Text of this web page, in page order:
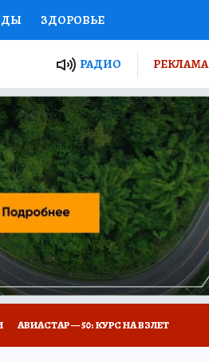
ЗДОРОВЬЕ
РОССИИ
ПУТЕВОДИТЕЛЬ
ЖЕЛЕЗА ТУРИЗМ
ГИД ПОТРЕБИТЕЛЯ ВСЕ О КП
РАДИО РЕКЛАМА
АВИАСТАР — 50: КУРС НА ВЗЛЕТ